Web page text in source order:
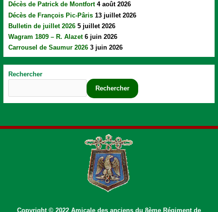
Décès de Patrick de Montfort 4 août 2026
Décès de François Pic-Pâris 13 juillet 2026
Bulletin de juillet 2026 5 juillet 2026
Wagram 1809 – R. Alazet 6 juin 2026
Carrousel de Saumur 2026 3 juin 2026
Rechercher
Rechercher
Copyright © 2022 Amicale des anciens du 8ème Régiment de